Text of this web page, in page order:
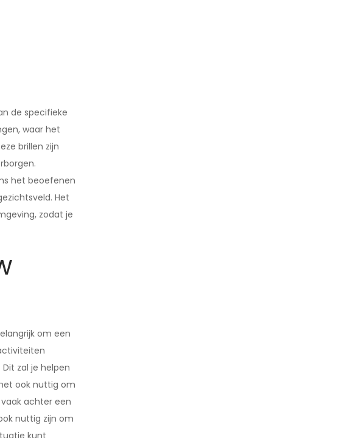
de specifieke
waar het
brillen zijn
het beoefenen
Het
zodat je
om een
zal je helpen
ook nuttig om
achter een
nuttig zijn om
kunt